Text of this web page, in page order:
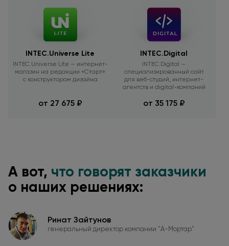
INTEC.Universe Lite
INTEC.Universe Lite — интернет-
магазин на редакции «Старт»
с конструктором дизайна
от 27 675 ₽
INTEC.Digital
INTEC.Digital —
cпециализированный сайт
для веб-студий, интернет-
агентств и digital-компаний
от 35 175 ₽
А вот, что говорят заказчики
о наших решениях:
Ринат Зайтунов
генеральный директор компании "А-Мортар"